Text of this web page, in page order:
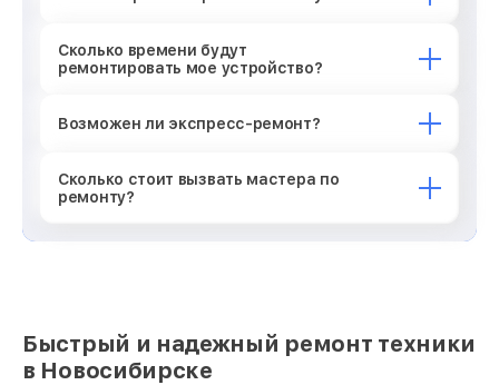
Сколько времени будут
ремонтировать мое устройство?
Возможен ли экспресс-ремонт?
Сколько стоит вызвать мастера по
ремонту?
Быстрый и надежный ремонт техники
в Новосибирске